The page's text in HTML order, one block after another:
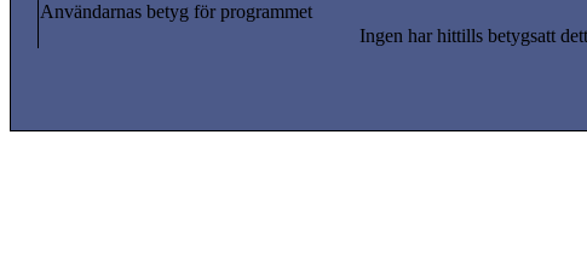
Användarnas betyg för programmet
Ingen har hittills betygsatt